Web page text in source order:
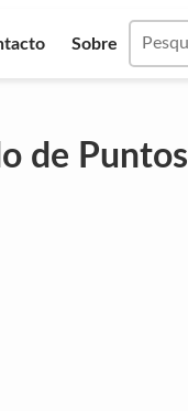
Sobre
de Puntos